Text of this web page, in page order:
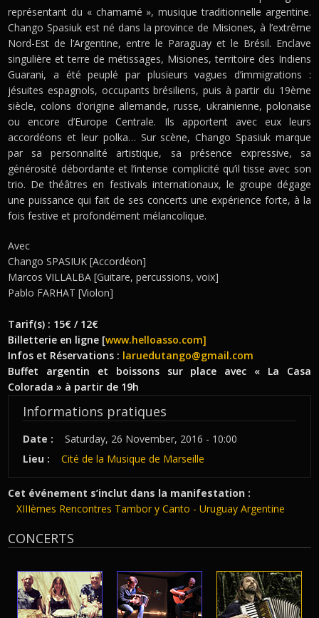
représentant du « chamamé », musique traditionnelle argentine.
Chango Spasiuk est né dans la province de Misiones, à l’extrême
Nord-Est de l’Argentine, entre le Paraguay et le Brésil. Enclave
singulière et terre de métissages, Misiones, territoire des Indiens
Guarani, a été peuplé par plusieurs vagues d’immigrations :
jésuites espagnols, occupants brésiliens, puis à partir du 19ème
siècle, colons d’origine allemande, russe, ukrainienne, polonaise
ou encore d’Europe Centrale. Ils apportent avec eux leurs
accordéons et leur polka… Sur scène, Chango Spasiuk marque
par sa personnalité artistique, sa présence expressive, sa
générosité débordante et l’intense complicité qu’il tisse avec son
trio. De théâtres en festivals internationaux, le groupe dégage
une puissance qui fait de ses concerts une expérience forte, à la
fois festive et profondément mélancolique.
Avec
Chango SPASIUK [Accordéon]
Marcos VILLALBA [Guitare, percussions, voix]
Pablo FARHAT [Violon]
Tarif(s) : 15€ / 12€
Billetterie en ligne [www.helloasso.com]
Infos et Réservations : laruedutango@gmail.com
Buffet argentin et boissons sur place avec « La Casa
Colorada » à partir de 19h
Informations pratiques
Date :
Saturday, 26 November, 2016 - 10:00
Lieu :
Cité de la Musique de Marseille
Cet événement s’inclut dans la manifestation :
XIIIèmes Rencontres Tambor y Canto - Uruguay Argentine
CONCERTS